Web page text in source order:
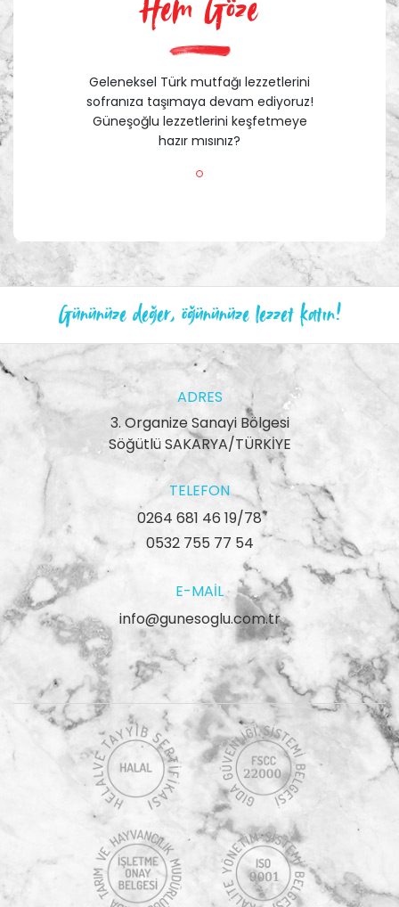
Geleneksel Türk mutfağı lezzetlerini
sofranıza taşımaya devam ediyoruz!
Güneşoğlu lezzetlerini keşfetmeye
hazır mısınız?
Gününüze değer, öğününüze lezzet katın!
ADRES
3. Organize Sanayi Bölgesi
Söğütlü SAKARYA/TÜRKİYE
TELEFON
0264 681 46 19/78
0532 755 77 54
E-MAIL
info@gunesoglu.com.tr